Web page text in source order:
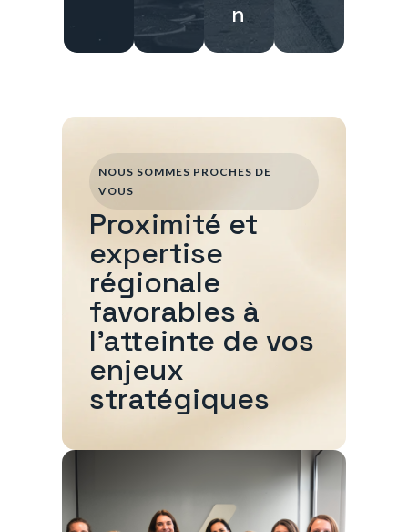
n
NOUS SOMMES PROCHES DE
VOUS
Proximité et
expertise
régionale
favorables à
l'atteinte de vos
enjeux
stratégiques